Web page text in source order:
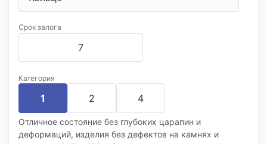
Срок залога
Категория
1 2 4
Отличное состояние без глубоких царапин и
деформаций, изделия без дефектов на камнях и